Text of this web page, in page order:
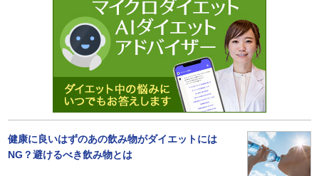
健康に良いはずのあの飲み物がダイエットには
NG？避けるべき飲み物とは